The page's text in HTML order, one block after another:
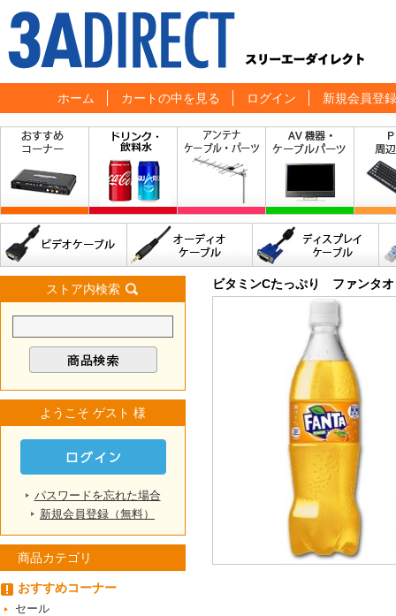
ホーム カートの中を見る ログイン 新規会員登録
ストア内検索
ようこそ ゲスト 様
パスワードを忘れた場合
新規会員登録（無料）
商品カテゴリ
おすすめコーナー
セール
ビタミンCたっぷり ファンタ